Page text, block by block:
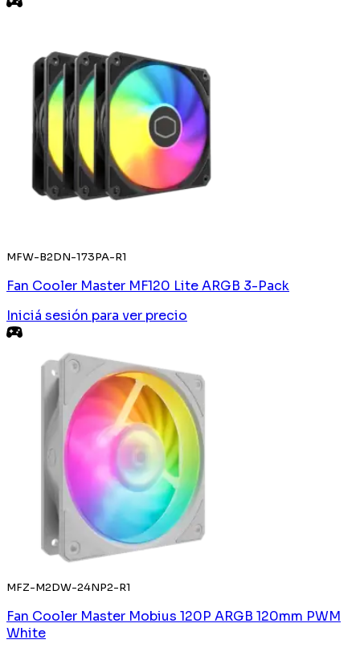
MFW-B2DN-173PA-R1
Fan Cooler Master MF120 Lite ARGB 3-Pack
Iniciá sesión para ver precio
MFZ-M2DW-24NP2-R1
Fan Cooler Master Mobius 120P ARGB 120mm PWM
White